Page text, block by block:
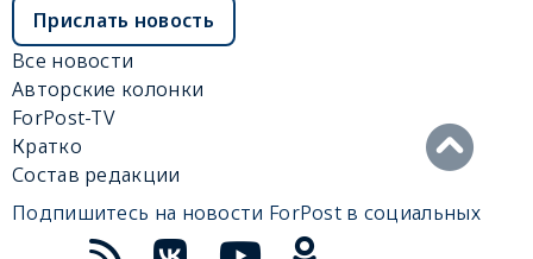
Прислать новость
Все новости
Авторские колонки
ForPost-TV
Кратко
Состав редакции
Подпишитесь на новости ForPost в социальных